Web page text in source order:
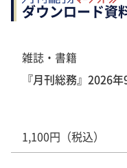
ダウンロード資
雑誌・書籍
『月刊総務』2026
1,100円（税込）